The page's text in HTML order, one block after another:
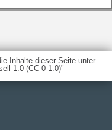
Inhalte dieser Seite unter